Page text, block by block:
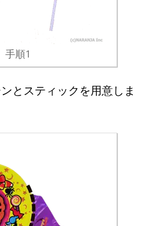
手順1
とスティックを用意しま